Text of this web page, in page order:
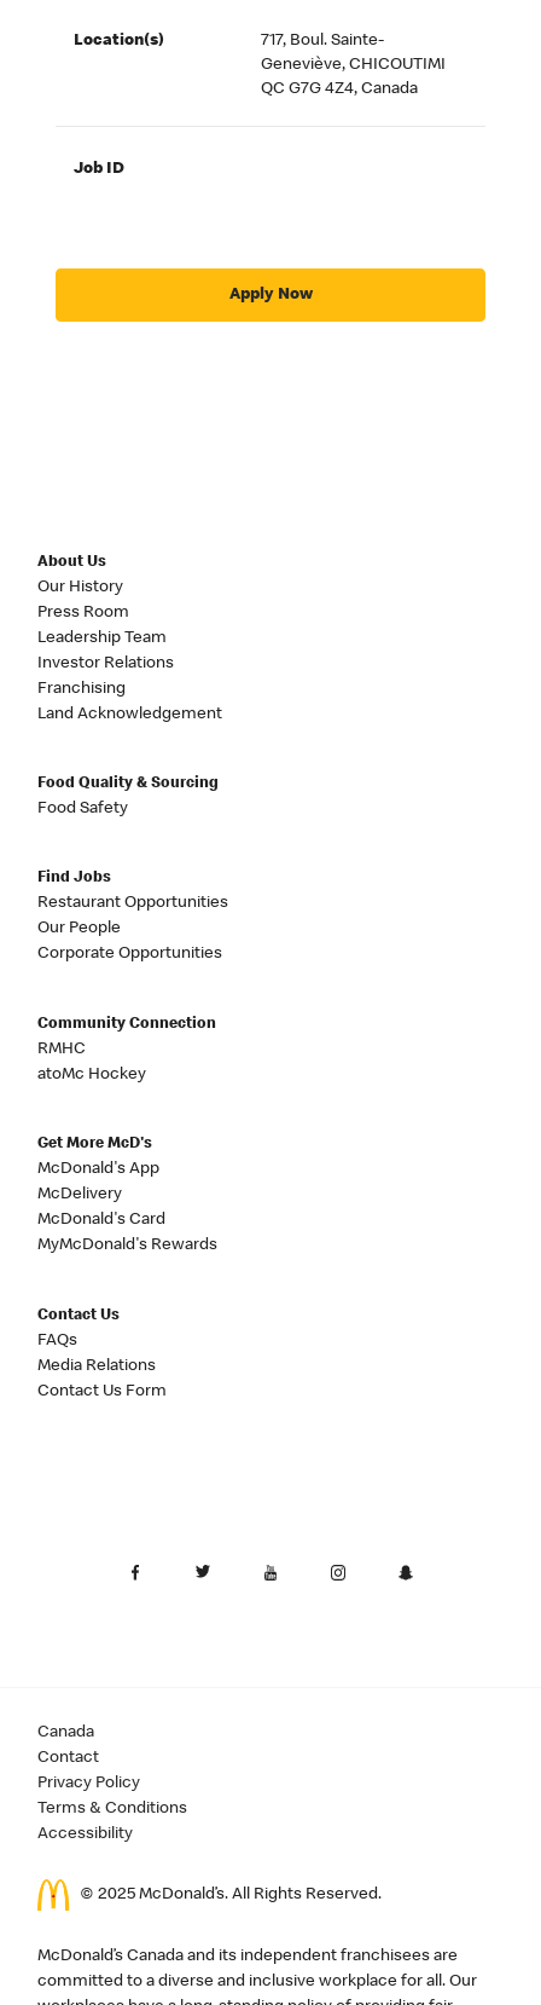
Location(s)
717, Boul. Sainte-
Geneviève, CHICOUTIMI
QC G7G 4Z4, Canada
Job ID
Apply Now
About Us
Our History
Press Room
Leadership Team
Investor Relations
Franchising
Land Acknowledgement
Food Quality & Sourcing
Food Safety
Find Jobs
Restaurant Opportunities
Our People
Corporate Opportunities
Community Connection
RMHC
atoMc Hockey
Get More McD's
McDonald's App
McDelivery
McDonald's Card
MyMcDonald's Rewards
Contact Us
FAQs
Media Relations
Contact Us Form
Canada
Contact
Privacy Policy
Terms & Conditions
Accessibility
© 2025 McDonald’s. All Rights Reserved.
McDonald’s Canada and its independent franchisees are
committed to a diverse and inclusive workplace for all. Our